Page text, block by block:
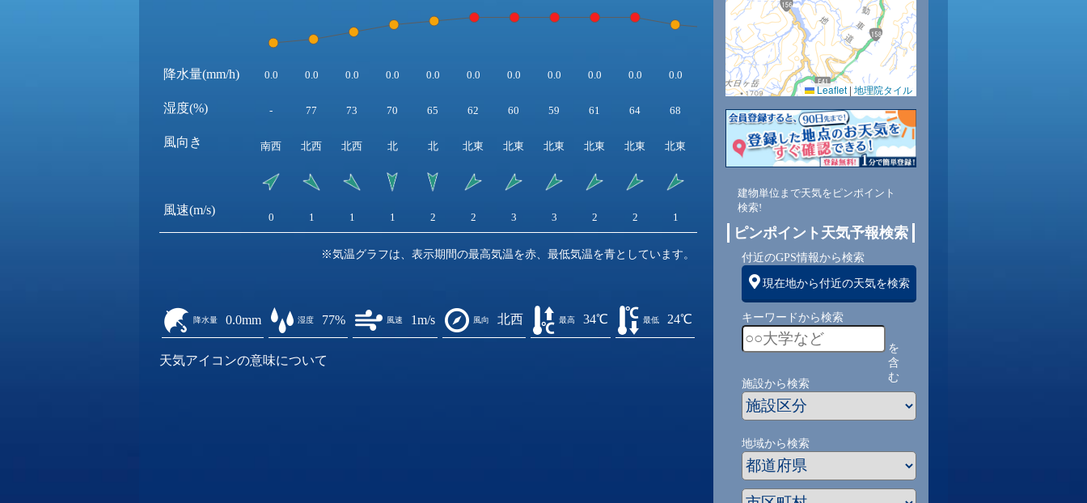
降水量(mm/h)
湿度(%)
風向き
風速(m/s)
0.0 0.0 0.0 0.0 0.0 0.0 0.0 0.0 0.0 0.0 0.0 0.0 0.0 0.0 0.0
- 77 73 70 65 62 60 59 61 64 68 88 90 92 93 92
南西 北西 北西 北 北 北東 北東 北東 北東 北東 北東 東南 東南 東南 東南 南
0 1 1 1 2 2 3 3 2 2 1 1
※気温グラフは、表示期間の最高気温を赤、最低気温を青としています。
降水量 0.0mm 湿度 77% 風速 1m/s 風向 北西 最高 34℃ 最低 24℃
天気アイコンの意味について
Leaflet | 地理院タイル
建物単位まで天気をピンポイント
検索!
ピンポイント天気予報検索
付近のGPS情報から検索
現在地から付近の天気を検索
キーワードから検索
を
含
む
施設から検索
地域から検索